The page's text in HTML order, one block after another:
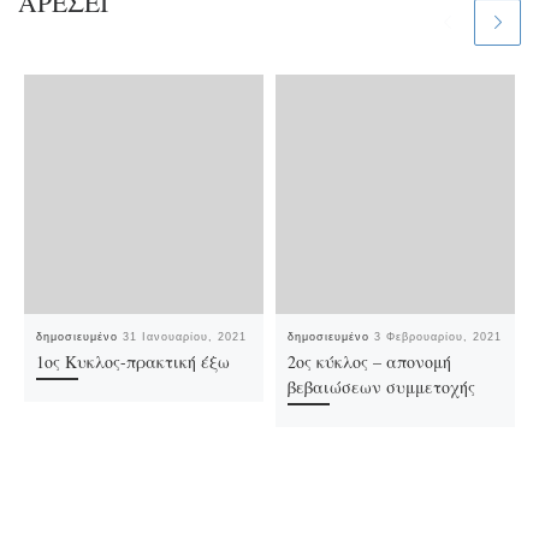
δημοσιευμένο31 Ιανουαρίου, 2021
1ος Κυκλος-πρακτική έξω
δημοσιευμένο3 Φεβρουαρίου, 2021
2ος κύκλος – απονομή
βεβαιώσεων συμμετοχής